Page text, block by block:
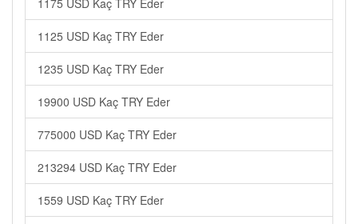
1175 USD Kaç TRY Eder
1125 USD Kaç TRY Eder
1235 USD Kaç TRY Eder
19900 USD Kaç TRY Eder
775000 USD Kaç TRY Eder
213294 USD Kaç TRY Eder
1559 USD Kaç TRY Eder